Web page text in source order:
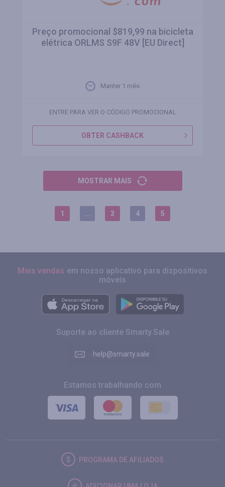
Preço promocional $819,99 na bicicleta
elétrica ORLMS S9F 48V [EU Direct]
Manter 1 mês
ENTRE PARA VER O CÓDIGO PROMOCIONAL
OBTER CASHBACK
MOSTRAR MAIS
1 3 4 5
Mais vendas em nosso aplicativo para dispositivos
móveis
Suporte ao cliente Smarty.Sale
help@smarty.sale
Estamos trabalhando com
PROGRAMA DE AFILIADOS